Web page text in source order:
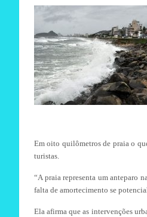
Em oito quilômetros de praia o
turistas.
“A praia representa um anteparo
falta de amortecimento se
Ela afirma que as intervenções